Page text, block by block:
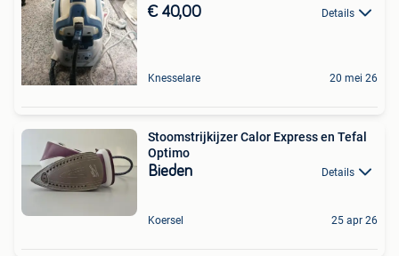
€ 40,00 Details
Knesselare 20 mei 26
Stoomstrijkijzer Calor Express en Tefal
Optimo
Bieden Details
Koersel 25 apr 26